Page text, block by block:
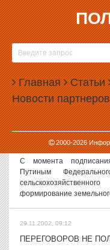
Главная Статьи
Новости партнеров
2000-2026
29.11.2002, 09:22
«ЧУЖИЕ» ЗДЕСЬ
«Как Москву помирить
предложило написать
порядке. За лучший
ж, согласитесь,...
29.11.2002, 09:19
ПРОДАЖА ЗЕМЕЛЬ:
С момента
Путиным
формирование
29.11.2002, 09:12
ПЕРЕГОВОРОВ НЕ